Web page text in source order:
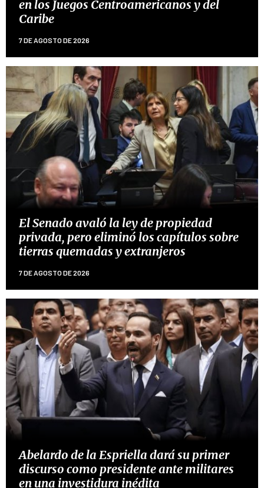
en los Juegos Centroamericanos y del
Caribe
7 DE AGOSTO DE 2026
El Senado avaló la ley de propiedad
privada, pero eliminó los capítulos sobre
tierras quemadas y extranjeros
7 DE AGOSTO DE 2026
Abelardo de la Espriella dará su primer
discurso como presidente ante militares
en una investidura inédita